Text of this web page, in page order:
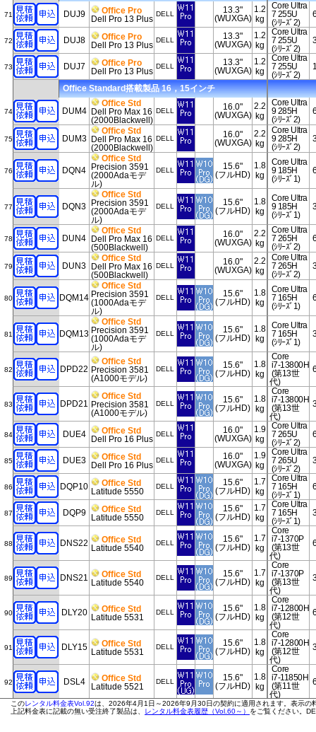
71 DUJ9
Office Pro
Dell Pro 13 Plus
DELL
13.3"
(WUXGA)
1.2
kg
Core Ultra
7 255U
(ｼﾘｰｽﾞ2)
72 DUJ8
Office Pro
Dell Pro 13 Plus
DELL
13.3"
(WUXGA)
1.2
kg
Core Ultra
7 255U
(ｼﾘｰｽﾞ2)
73 DUJ7
Office Pro
Dell Pro 13 Plus
DELL
13.3"
(WUXGA)
1.2
kg
Core Ultra
7 255U
(ｼﾘｰｽﾞ2)
Office Standard搭載製品 16，15インチ
74 DUM4
Office Std
Dell Pro Max 16
(2000Blackwell)
DELL
16.0"
(WUXGA)
2.2
kg
Core Ultra
9 285H
(ｼﾘｰｽﾞ2)
75 DUM3
Office Std
Dell Pro Max 16
(2000Blackwell)
DELL
16.0"
(WUXGA)
2.2
kg
Core Ultra
9 285H
(ｼﾘｰｽﾞ2)
76 DQN4
Office Std
Precision 3591
(2000Adaモデ
ル)
DELL
15.6"
(フルHD)
1.8
kg
Core Ultra
9 185H
(ｼﾘｰｽﾞ1)
77 DQN3
Office Std
Precision 3591
(2000Adaモデ
ル)
DELL
15.6"
(フルHD)
1.8
kg
Core Ultra
9 185H
(ｼﾘｰｽﾞ1)
78 DUN4
Office Std
Dell Pro Max 16
(500Blackwell)
DELL
16.0"
(WUXGA)
2.2
kg
Core Ultra
7 265H
(ｼﾘｰｽﾞ2)
79 DUN3
Office Std
Dell Pro Max 16
(500Blackwell)
DELL
16.0"
(WUXGA)
2.2
kg
Core Ultra
7 265H
(ｼﾘｰｽﾞ2)
80 DQM14
Office Std
Precision 3591
(1000Adaモデ
ル)
DELL
15.6"
(フルHD)
1.8
kg
Core Ultra
7 165H
(ｼﾘｰｽﾞ1)
81 DQM13
Office Std
Precision 3591
(1000Adaモデ
ル)
DELL
15.6"
(フルHD)
1.8
kg
Core Ultra
7 165H
(ｼﾘｰｽﾞ1)
82 DPD22
Office Std
Precision 3581
(A1000モデル)
DELL
15.6"
(フルHD)
1.8
kg
Core
i7-13800H
(第13世
代)
83 DPD21
Office Std
Precision 3581
(A1000モデル)
DELL
15.6"
(フルHD)
1.8
kg
Core
i7-13800H
(第13世
代)
84 DUE4
Office Std
Dell Pro 16 Plus
DELL
16.0"
(WUXGA)
1.9
kg
Core Ultra
7 265U
(ｼﾘｰｽﾞ2)
85 DUE3
Office Std
Dell Pro 16 Plus
DELL
16.0"
(WUXGA)
1.9
kg
Core Ultra
7 265U
(ｼﾘｰｽﾞ2)
86 DQP10
Office Std
Latitude 5550
DELL
15.6"
(フルHD)
1.7
kg
Core Ultra
7 165H
(ｼﾘｰｽﾞ1)
87 DQP9
Office Std
Latitude 5550
DELL
15.6"
(フルHD)
1.7
kg
Core Ultra
7 165H
(ｼﾘｰｽﾞ1)
88 DNS22
Office Std
Latitude 5540
DELL
15.6"
(フルHD)
1.7
kg
Core
i7-1370P
(第13世
代)
89 DNS21
Office Std
Latitude 5540
DELL
15.6"
(フルHD)
1.7
kg
Core
i7-1370P
(第13世
代)
90 DLY20
Office Std
Latitude 5531
DELL
15.6"
(フルHD)
1.8
kg
Core
i7-12800H
(第12世
代)
91 DLY15
Office Std
Latitude 5531
DELL
15.6"
(フルHD)
1.8
kg
Core
i7-12800H
(第12世
代)
92 DSL4
Office Std
Latitude 5521
DELL
15.6"
(フルHD)
1.8
kg
Core
i7-11850H
(第11世
代)
93 DSL3
Office Std
DELL
15.6"
1.8
Core
i7-11850H
このレンタル料金表Vol.92は、2026年4月1日～2026年9月30日の契約に適用されます。表示
上記料金表に記載の無い受注終了製品は、 レンタル料金表履歴（Vol.60～） をご覧ください。